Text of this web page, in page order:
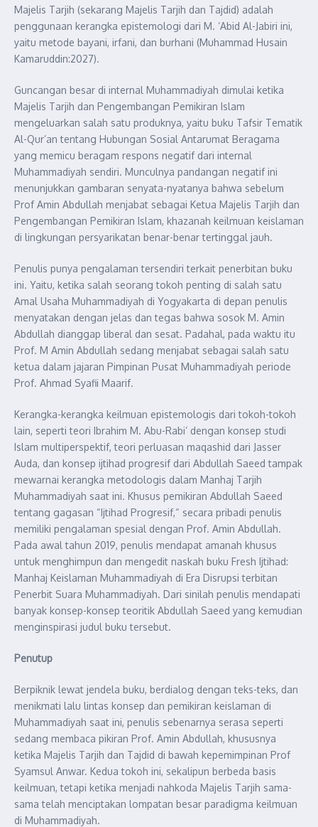
Majelis Tarjih (sekarang Majelis Tarjih dan Tajdid) adalah
penggunaan kerangka epistemologi dari M. ‘Abid Al-Jabiri ini,
yaitu metode bayani, irfani, dan burhani (Muhammad Husain
Kamaruddin:2027).
Guncangan besar di internal Muhammadiyah dimulai ketika
Majelis Tarjih dan Pengembangan Pemikiran Islam
mengeluarkan salah satu produknya, yaitu buku Tafsir Tematik
Al-Qur’an tentang Hubungan Sosial Antarumat Beragama
yang memicu beragam respons negatif dari internal
Muhammadiyah sendiri. Munculnya pandangan negatif ini
menunjukkan gambaran senyata-nyatanya bahwa sebelum
Prof Amin Abdullah menjabat sebagai Ketua Majelis Tarjih dan
Pengembangan Pemikiran Islam, khazanah keilmuan keislaman
di lingkungan persyarikatan benar-benar tertinggal jauh.
Penulis punya pengalaman tersendiri terkait penerbitan buku
ini. Yaitu, ketika salah seorang tokoh penting di salah satu
Amal Usaha Muhammadiyah di Yogyakarta di depan penulis
menyatakan dengan jelas dan tegas bahwa sosok M. Amin
Abdullah dianggap liberal dan sesat. Padahal, pada waktu itu
Prof. M Amin Abdullah sedang menjabat sebagai salah satu
ketua dalam jajaran Pimpinan Pusat Muhammadiyah periode
Prof. Ahmad Syafii Maarif.
Kerangka-kerangka keilmuan epistemologis dari tokoh-tokoh
lain, seperti teori Ibrahim M. Abu-Rabi’ dengan konsep studi
Islam multiperspektif, teori perluasan maqashid dari Jasser
Auda, dan konsep ijtihad progresif dari Abdullah Saeed tampak
mewarnai kerangka metodologis dalam Manhaj Tarjih
Muhammadiyah saat ini. Khusus pemikiran Abdullah Saeed
tentang gagasan “Ijtihad Progresif,“ secara pribadi penulis
memiliki pengalaman spesial dengan Prof. Amin Abdullah.
Pada awal tahun 2019, penulis mendapat amanah khusus
untuk menghimpun dan mengedit naskah buku Fresh Ijtihad:
Manhaj Keislaman Muhammadiyah di Era Disrupsi terbitan
Penerbit Suara Muhammadiyah. Dari sinilah penulis mendapati
banyak konsep-konsep teoritik Abdullah Saeed yang kemudian
menginspirasi judul buku tersebut.
Penutup
Berpiknik lewat jendela buku, berdialog dengan teks-teks, dan
menikmati lalu lintas konsep dan pemikiran keislaman di
Muhammadiyah saat ini, penulis sebenarnya serasa seperti
sedang membaca pikiran Prof. Amin Abdullah, khususnya
ketika Majelis Tarjih dan Tajdid di bawah kepemimpinan Prof
Syamsul Anwar. Kedua tokoh ini, sekalipun berbeda basis
keilmuan, tetapi ketika menjadi nahkoda Majelis Tarjih sama-
sama telah menciptakan lompatan besar paradigma keilmuan
di Muhammadiyah.